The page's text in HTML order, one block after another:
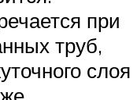
при
труб,
слоя